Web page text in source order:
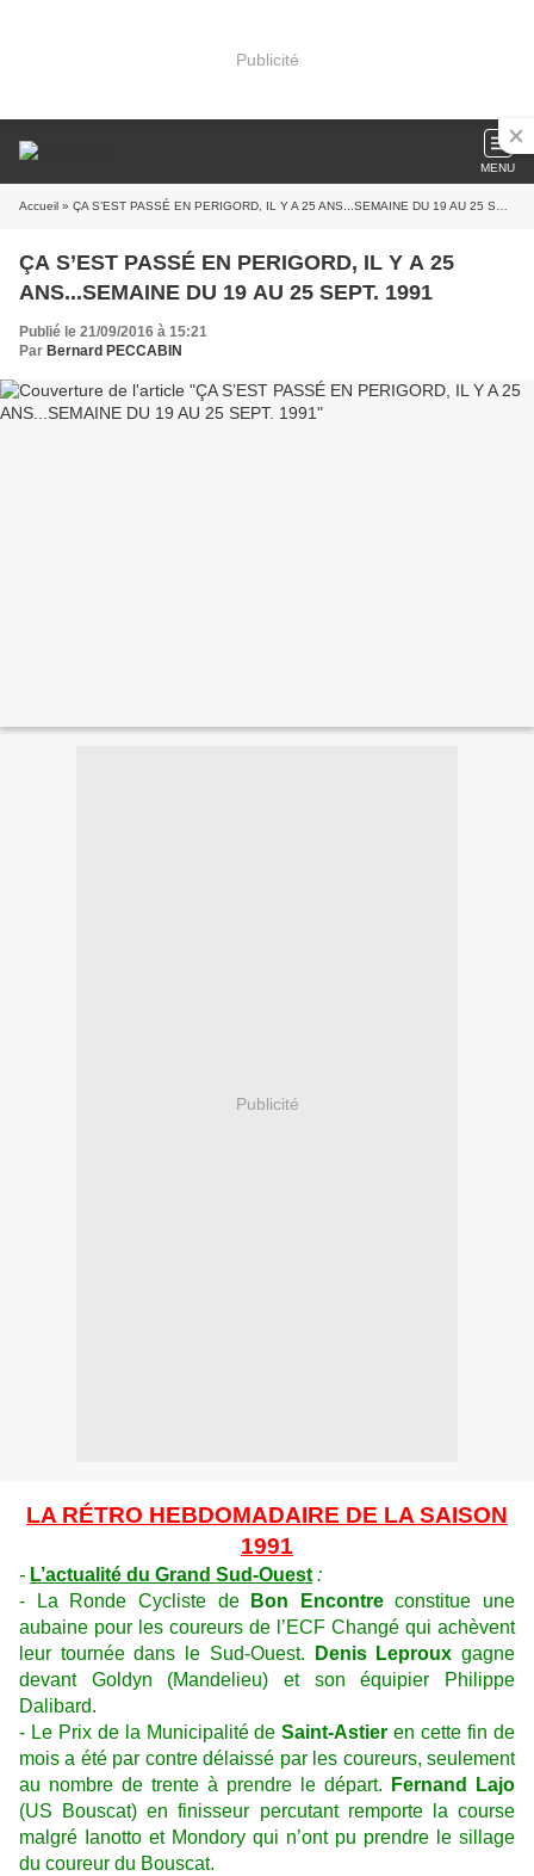
Publicité
MENU
Accueil » ÇA S’EST PASSÉ EN PERIGORD, IL Y A 25 ANS...SEMAINE DU 19 AU 25 SEPT. 1991
ÇA S’EST PASSÉ EN PERIGORD, IL Y A 25
ANS...SEMAINE DU 19 AU 25 SEPT. 1991
Publié le 21/09/2016 à 15:21
Par Bernard PECCABIN
Publicité
LA RÉTRO HEBDOMADAIRE DE LA SAISON
1991
- L’actualité du Grand Sud-Ouest :
- La Ronde Cycliste de
Bon Encontreconstitue une
aubaine pour les coureurs de l’ECF Changé qui achèvent
leur tournée dans le Sud-Ouest.
Denis Leproux gagne
devant Goldyn (Mandelieu) et son équipier Philippe
Dalibard.
- Le Prix de la Municipalité deSaint-Astier en cette fin de
mois a été par contre délaissé par les coureurs, seulement
au nombre de trente à prendre le départ.
Fernand Lajo
(US Bouscat) en finisseur percutant remporte la course
malgré Ianotto et Mondory qui n’ont pu prendre le sillage
du coureur du Bouscat.